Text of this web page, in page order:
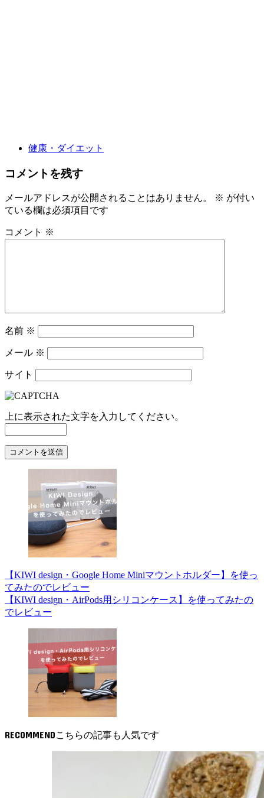
健康・ダイエット
コメントを残す
メールアドレスが公開されることはありません。 ※ が付い
ている欄は必須項目です
コメント ※
名前 ※
メール ※
サイト
上に表示された文字を入力してください。
【KIWI design・Google Home Miniマウントホルダー】を使っ
てみたのでレビュー
【KIWI design・AirPods用シリコンケース】を使ってみたの
でレビュー
RECOMMEND